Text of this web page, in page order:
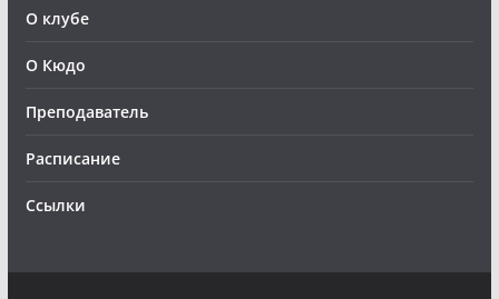
О клубе
О Кюдо
Преподаватель
Расписание
Ссылки